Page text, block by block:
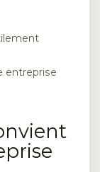
entreprise